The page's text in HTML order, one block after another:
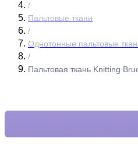
/
Пальтовые ткани
/
Однотонные пальтовые
/
Пальтовая ткань Knitting